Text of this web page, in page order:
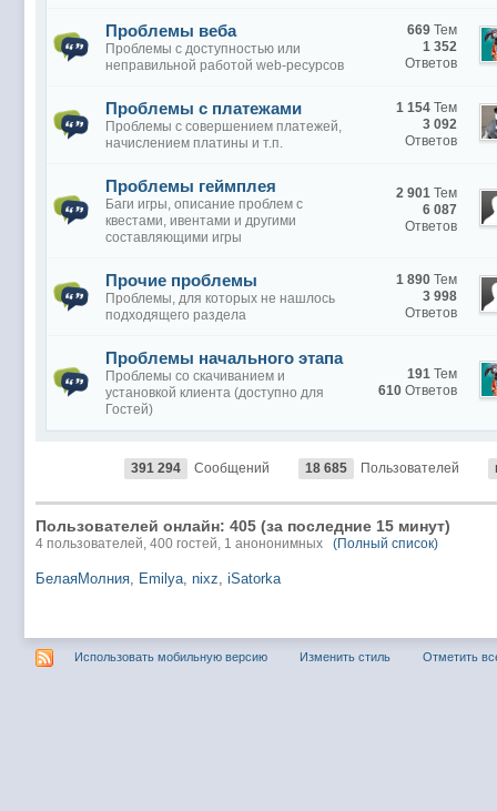
Проблемы веба
Проблемы с доступностью или
неправильной работой web-ресурсов
669 Тем
1 352
Ответов
Проблемы с платежами
Проблемы с совершением платежей,
начислением платины и т.п.
1 154 Тем
3 092
Ответов
Проблемы геймплея
Баги игры, описание проблем с
квестами, ивентами и другими
составляющими игры
2 901 Тем
6 087
Ответов
Прочие проблемы
Проблемы, для которых не нашлось
подходящего раздела
1 890 Тем
3 998
Ответов
Проблемы начального этапа
Проблемы со скачиванием и
установкой клиента (доступно для
Гостей)
191 Тем
610 Ответов
391 294 Сообщений 18 685 Пользователей
Пользователей онлайн: 405 (за последние 15 минут)
4 пользователей, 400 гостей, 1 анононимных (Полный список)
БелаяМолния, Emilya, nixz, iSatorka
Использовать мобильную версию Изменить стиль Отметить